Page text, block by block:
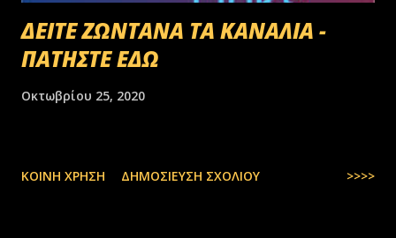
ΔΕΙΤΕ ΖΩΝΤΑΝΑ ΤΑ ΚΑΝΑΛΙΑ -
ΠΑΤΗΣΤΕ ΕΔΩ
Οκτωβρίου 25, 2020
ΚΟΙΝΉ ΧΡΉΣΗ ΔΗΜΟΣΊΕΥΣΗ ΣΧΟΛΊΟΥ >>>>